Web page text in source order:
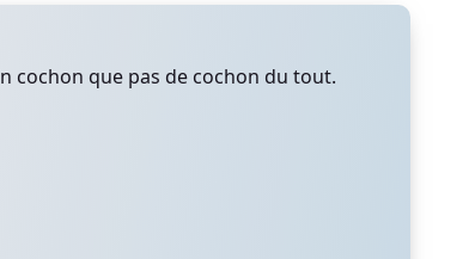
cochon que pas de cochon du tout.